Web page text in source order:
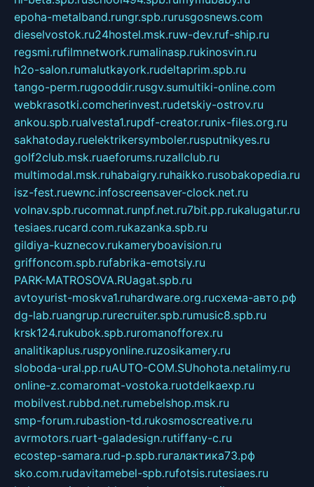
epoha-metalband.rungr.spb.rurusgosnews.com
dieselvostok.ru24hostel.msk.ruw-dev.ruf-ship.ru
regsmi.rufilmnetwork.rumalinasp.rukinosvin.ru
h2o-salon.rumalutkayork.rudeltaprim.spb.ru
tango-perm.rugooddir.rusgv.sumultiki-online.com
webkrasotki.comcherinvest.rudetskiy-ostrov.ru
ankou.spb.rualvesta1.rupdf-creator.runix-files.org.ru
sakhatoday.ruelektrikersymboler.rusputnikyes.ru
golf2club.msk.ruaeforums.ruzallclub.ru
multimodal.msk.ruhabaigry.ruhaikko.rusobakopedia.ru
isz-fest.ruewnc.infoscreensaver-clock.net.ru
volnav.spb.rucomnat.runpf.net.ru7bit.pp.rukalugatur.ru
tesiaes.rucard.com.rukazanka.spb.ru
gildiya-kuznecov.rukameryboavision.ru
griffoncom.spb.rufabrika-emotsiy.ru
PARK-MATROSOVA.RUagat.spb.ru
avtoyurist-moskva1.ruhardware.org.ruсхема-авто.рф
dg-lab.ruangrup.rurecruiter.spb.rumusic8.spb.ru
krsk124.rukubok.spb.ruromanofforex.ru
analitikaplus.ruspyonline.ruzosikamery.ru
sloboda-ural.pp.ruAUTO-COM.SUhohota.netalimy.ru
online-z.comaromat-vostoka.ruotdelkaexp.ru
mobilvest.rubbd.net.rumebelshop.msk.ru
smp-forum.rubastion-td.rukosmoscreative.ru
avrmotors.ruart-galadesign.rutiffany-c.ru
ecostep-samara.rud-p.spb.ruгалактика73.рф
sko.com.rudavitamebel-spb.rufotsis.rutesiaes.ru